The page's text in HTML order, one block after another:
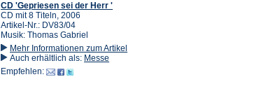
CD 'Gepriesen sei der Herr '
CD mit 8 Titeln, 2006
Artikel-Nr.: DV83/04
Musik: Thomas Gabriel
Mehr Informationen zum Artikel
Auch erhältlich als: Messe
Empfehlen: